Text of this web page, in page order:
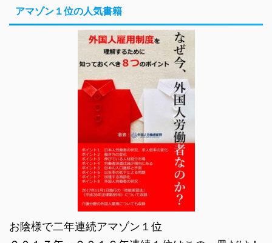
アマゾン１位の人気書籍
お陰様で二年連続アマゾン１位